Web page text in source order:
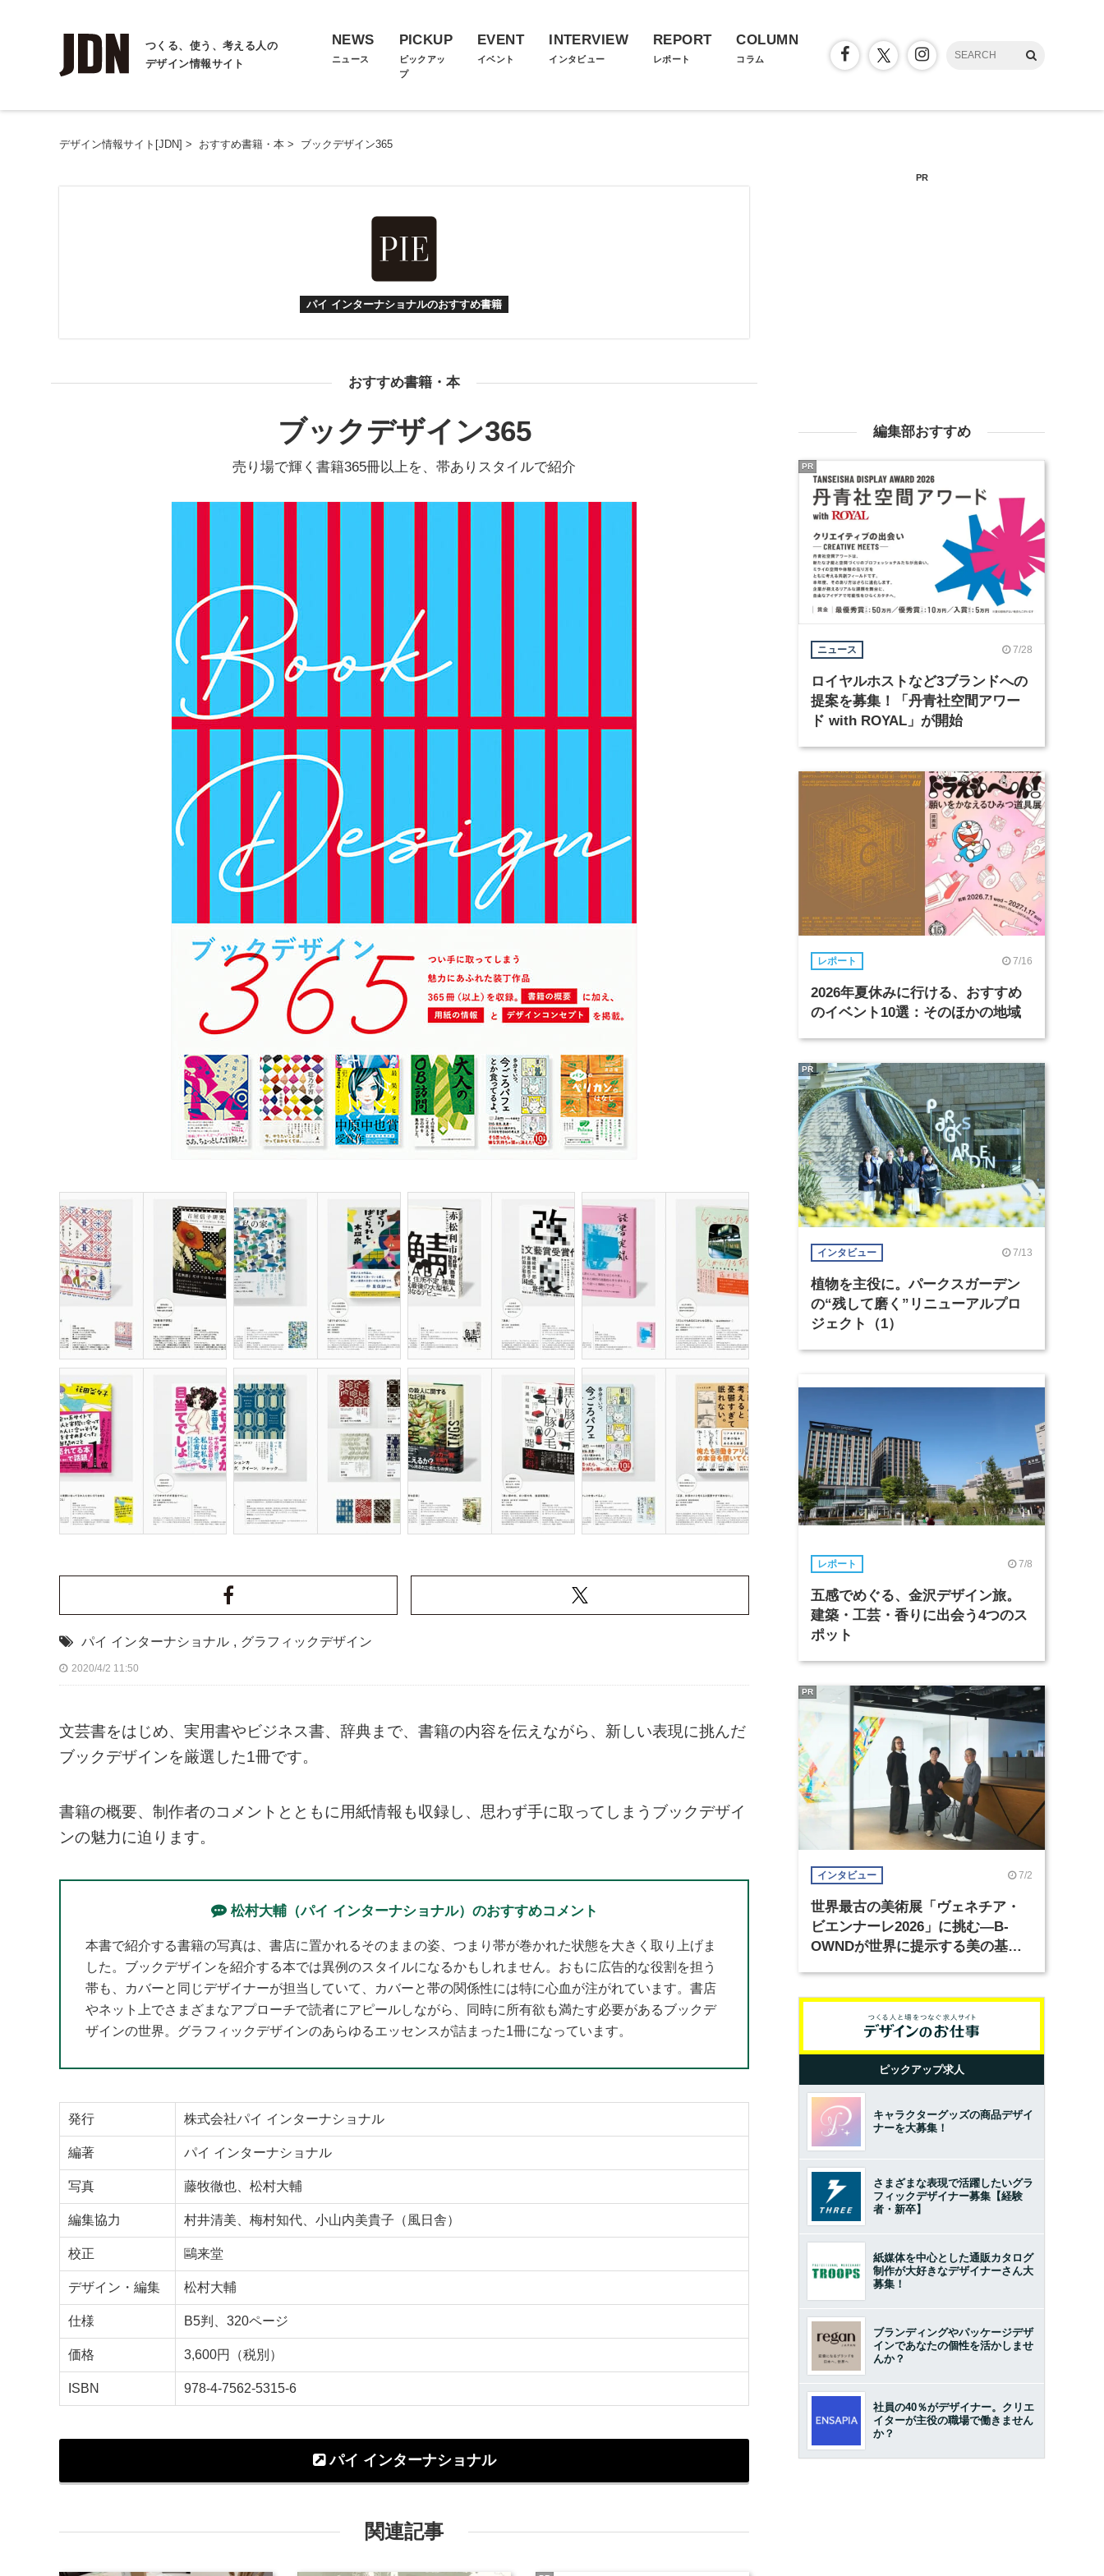
つくる、使う、考える人の
デザイン情報サイト
NEWS
ニュース
PICKUP
ピックアッ
プ
EVENT
イベント
INTERVIEW
インタビュー
REPORT
レポート
COLUMN
コラム
デザイン情報サイト[JDN] > おすすめ書籍・本 > ブックデザイン365
パイ インターナショナルのおすすめ書籍
おすすめ書籍・本
ブックデザイン365
売り場で輝く書籍365冊以上を、帯ありスタイルで紹介
パイ インターナショナル , グラフィックデザイン
2020/4/2 11:50
文芸書をはじめ、実用書やビジネス書、辞典まで、書籍の内容を伝えながら、新しい表現に挑んだ
ブックデザインを厳選した1冊です。
書籍の概要、制作者のコメントとともに用紙情報も収録し、思わず手に取ってしまうブックデザイ
ンの魅力に迫ります。
松村大輔（パイ インターナショナル）のおすすめコメント
本書で紹介する書籍の写真は、書店に置かれるそのままの姿、つまり帯が巻かれた状態を大きく取り上げま
した。ブックデザインを紹介する本では異例のスタイルになるかもしれません。おもに広告的な役割を担う
帯も、カバーと同じデザイナーが担当していて、カバーと帯の関係性には特に心血が注がれています。書店
やネット上でさまざまなアプローチで読者にアピールしながら、同時に所有欲も満たす必要があるブックデ
ザインの世界。グラフィックデザインのあらゆるエッセンスが詰まった1冊になっています。
発行 株式会社パイ インターナショナル
編著 パイ インターナショナル
写真 藤牧徹也、松村大輔
編集協力 村井清美、梅村知代、小山内美貴子（風日舎）
校正 鷗来堂
デザイン・編集 松村大輔
仕様 B5判、320ページ
価格 3,600円（税別）
ISBN 978-4-7562-5315-6
パイ インターナショナル
関連記事
PR
編集部おすすめ
ニュース 7/28
ロイヤルホストなど3ブランドへの
提案を募集！「丹青社空間アワー
ド with ROYAL」が開始
PR
レポート 7/16
2026年夏休みに行ける、おすすめ
のイベント10選：そのほかの地域
インタビュー 7/13
植物を主役に。パークスガーデン
の“残して磨く”リニューアルプロ
ジェクト（1）
PR
レポート 7/8
五感でめぐる、金沢デザイン旅。
建築・工芸・香りに出会う4つのス
ポット
インタビュー 7/2
世界最古の美術展「ヴェネチア・
ビエンナーレ2026」に挑む―B-
OWNDが世界に提示する美の基準
PR
ピックアップ求人
キャラクターグッズの商品デザイ
ナーを大募集！
さまざまな表現で活躍したいグラ
フィックデザイナー募集【経験
者・新卒】
紙媒体を中心とした通販カタログ
制作が大好きなデザイナーさん大
募集！
ブランディングやパッケージデザ
インであなたの個性を活かしませ
んか？
社員の40％がデザイナー。クリエ
イターが主役の職場で働きません
か？